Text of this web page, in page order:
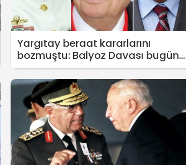
Yargıtay beraat kararlarını
bozmuştu: Balyoz Davası bugün
yeniden başlıyor